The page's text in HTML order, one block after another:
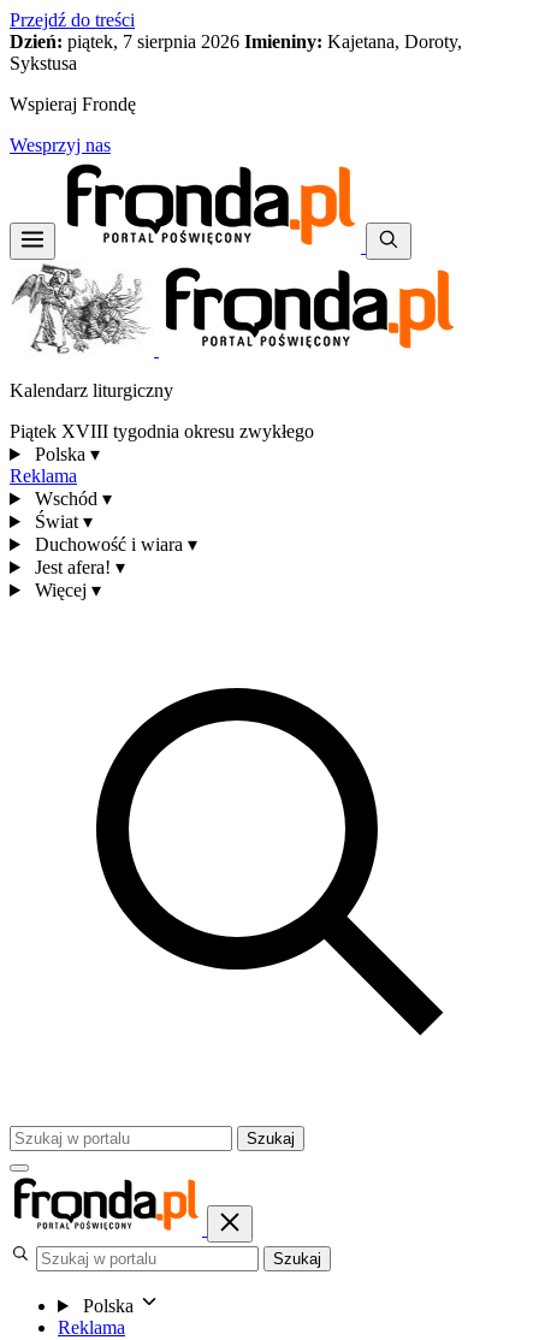
Przejdź do treści
Dzień: piątek, 7 sierpnia 2026 Imieniny: Kajetana, Doroty,
Sykstusa
Wspieraj Frondę
Wesprzyj nas
Kalendarz liturgiczny
Piątek XVIII tygodnia okresu zwykłego
Polska ▾
Reklama
Wschód ▾
Świat ▾
Duchowość i wiara ▾
Jest afera! ▾
Więcej ▾
Szukaj
Szukaj
Polska
Reklama